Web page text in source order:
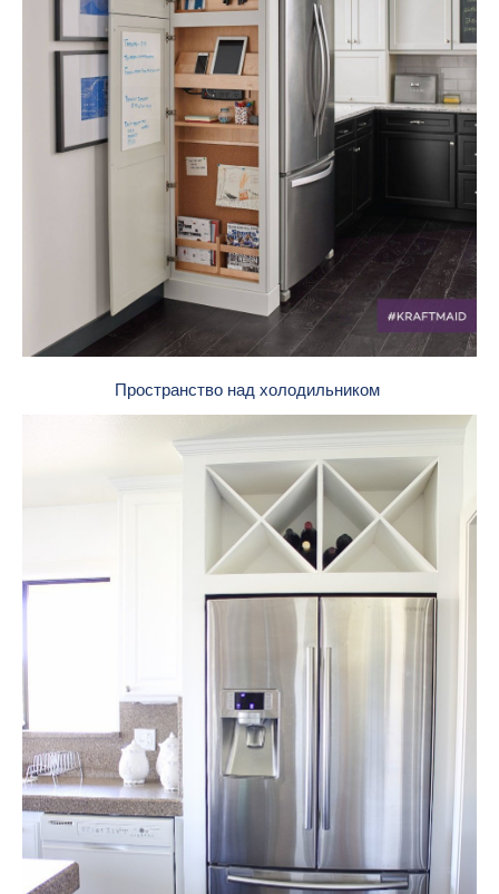
Пространство над холодильником